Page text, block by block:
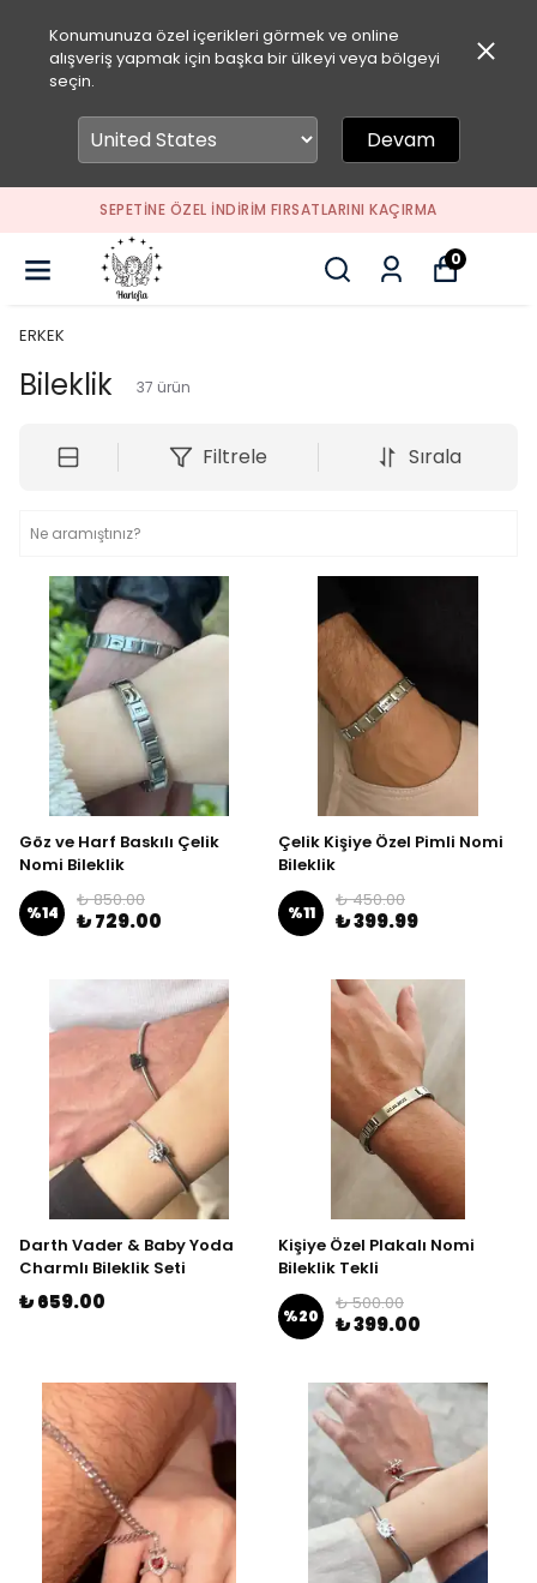
Konumunuza özel içerikleri görmek ve online
alışveriş yapmak için başka bir ülkeyi veya bölgeyi
seçin.
Devam
SEPETİNE ÖZEL İNDİRİM FIRSATLARINI KAÇIRMA
0
ERKEK
Bileklik 37 ürün
Filtrele Sırala
Göz ve Harf Baskılı Çelik
Nomi Bileklik
%14
₺ 850.00
₺ 729.00
Çelik Kişiye Özel Pimli Nomi
Bileklik
%11
₺ 450.00
₺ 399.99
Darth Vader & Baby Yoda
Charmlı Bileklik Seti
₺ 659.00
Kişiye Özel Plakalı Nomi
Bileklik Tekli
%20
₺ 500.00
₺ 399.00